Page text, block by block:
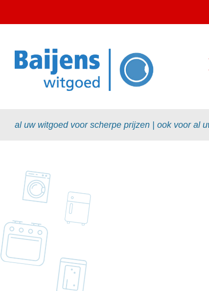
al uw witgoed voor scherpe prijzen | ook voor al